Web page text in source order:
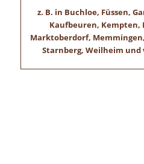
z. B. in Buchloe, Füssen,
Kaufbeuren, Kempten,
Marktoberdorf,
Starnberg, Weilheim